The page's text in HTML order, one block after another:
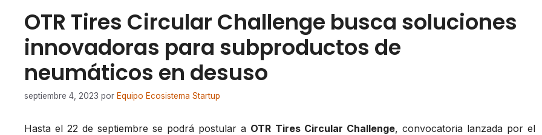
OTR Tires Circular Challenge busca soluciones
innovadoras para subproductos de
neumáticos en desuso
septiembre 4, 2023 por Equipo Ecosistema Startup
Hasta el 22 de septiembre se podrá postular a OTR Tires Circular Challenge, convocatoria lanzada por el